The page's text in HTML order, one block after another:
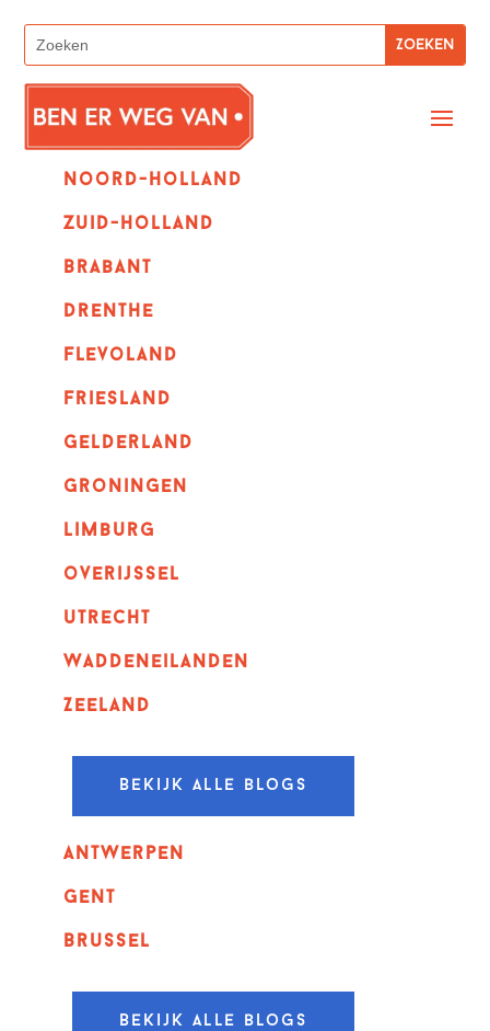
Noord-holland
zuid-holland
Brabant
Drenthe
Flevoland
Friesland
Gelderland
Groningen
Limburg
overijssel
utrecht
Waddeneilanden
Zeeland
Bekijk alle blogs
Antwerpen
GENT
Brussel
Bekijk alle blogs